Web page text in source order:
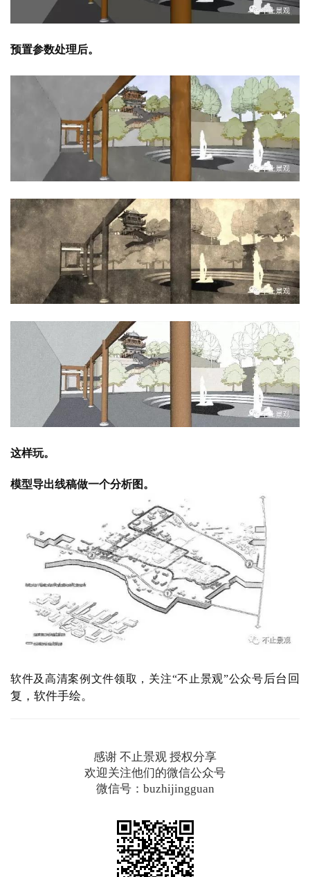
预置参数处理后。
这样玩。
模型导出线稿做一个分析图。
软件及高清案例文件领取，关注“不止景观”公众号后台回
复， 软件手绘。
感谢 不止景观 授权分享
欢迎关注他们的微信公众号
微信号：buzhijingguan